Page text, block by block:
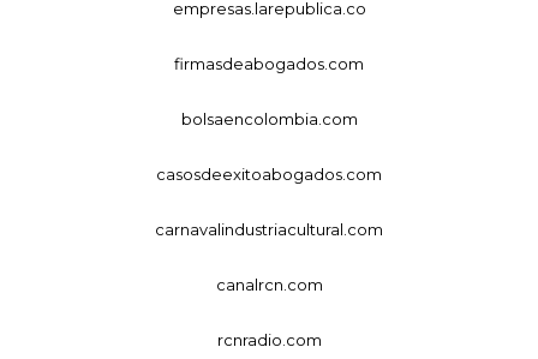
empresas.larepublica.co
firmasdeabogados.com
bolsaencolombia.com
casosdeexitoabogados.com
carnavalindustriacultural.com
canalrcn.com
rcnradio.com